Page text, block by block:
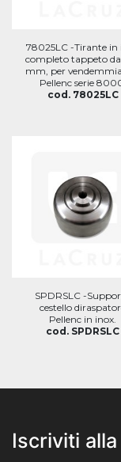
78025LC -Tirante in
completo tappeto
mm, per
Pellenc serie
cod. 78025LC
SPDRSLC -
cestello
Pellenc in inox.
cod. SPDRSLC
Iscriviti